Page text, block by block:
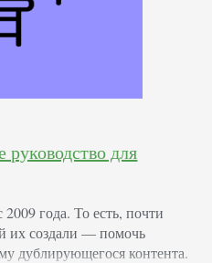
руководство для
года. То есть, почти
их создали — помочь
дублирующегося контента.